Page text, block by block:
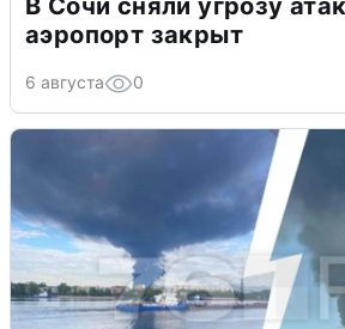
В Сочи сняли угрозу
аэропорт закрыт
6 августа 0